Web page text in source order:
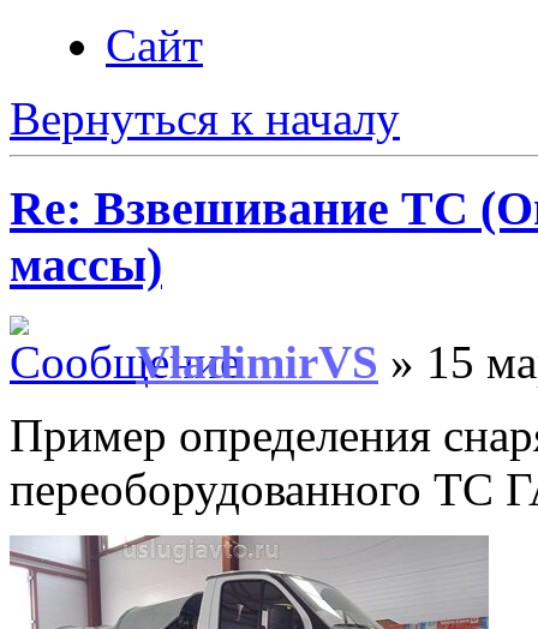
Сайт
Вернуться к началу
Re: Взвешивание ТС
массы)
VladimirVS » 15
Пример определения
переоборудованного ТС